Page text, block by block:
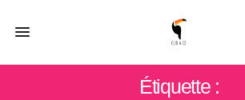
Étiquette :